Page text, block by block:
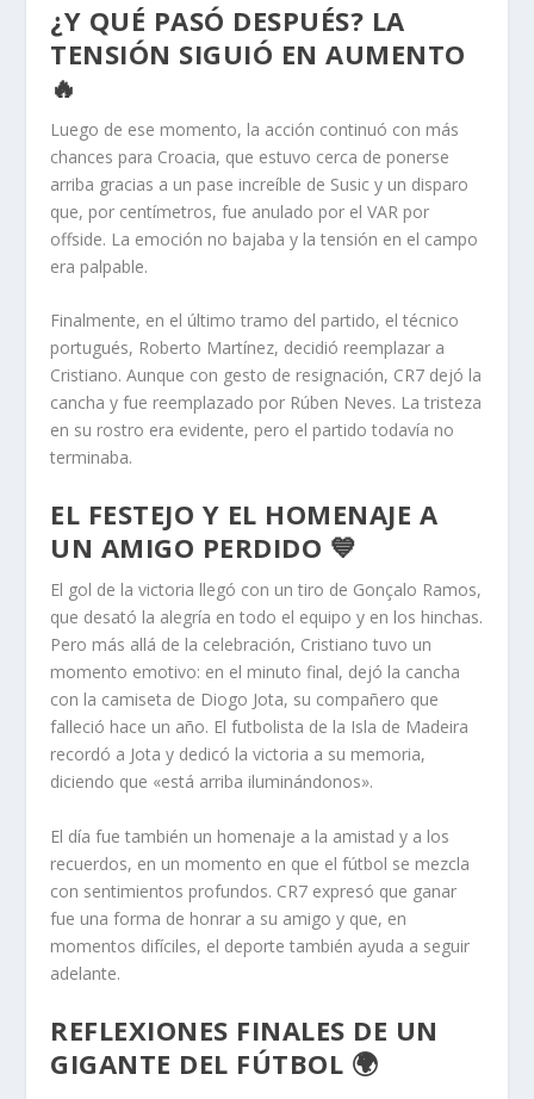
¿Y QUÉ PASÓ DESPUÉS? LA
TENSIÓN SIGUIÓ EN AUMENTO
🔥
Luego de ese momento, la acción continuó con más
chances para Croacia, que estuvo cerca de ponerse
arriba gracias a un pase increíble de Susic y un disparo
que, por centímetros, fue anulado por el VAR por
offside. La emoción no bajaba y la tensión en el campo
era palpable.
Finalmente, en el último tramo del partido, el técnico
portugués, Roberto Martínez, decidió reemplazar a
Cristiano. Aunque con gesto de resignación, CR7 dejó la
cancha y fue reemplazado por Rúben Neves. La tristeza
en su rostro era evidente, pero el partido todavía no
terminaba.
EL FESTEJO Y EL HOMENAJE A
UN AMIGO PERDIDO 💙
El gol de la victoria llegó con un tiro de Gonçalo Ramos,
que desató la alegría en todo el equipo y en los hinchas.
Pero más allá de la celebración, Cristiano tuvo un
momento emotivo: en el minuto final, dejó la cancha
con la camiseta de Diogo Jota, su compañero que
falleció hace un año. El futbolista de la Isla de Madeira
recordó a Jota y dedicó la victoria a su memoria,
diciendo que «está arriba iluminándonos».
El día fue también un homenaje a la amistad y a los
recuerdos, en un momento en que el fútbol se mezcla
con sentimientos profundos. CR7 expresó que ganar
fue una forma de honrar a su amigo y que, en
momentos difíciles, el deporte también ayuda a seguir
adelante.
REFLEXIONES FINALES DE UN
GIGANTE DEL FÚTBOL 🌍